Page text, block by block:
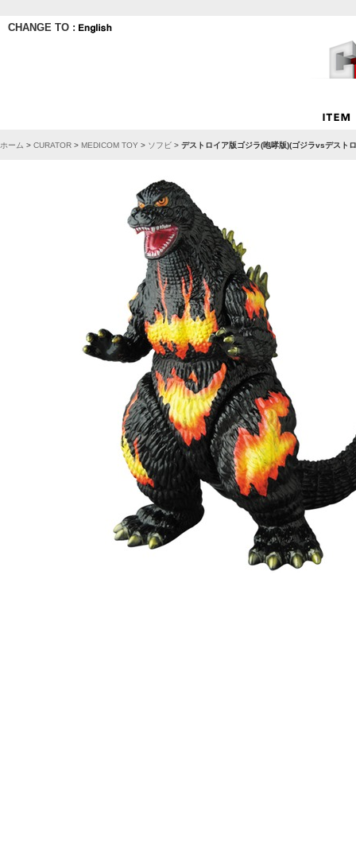
CHANGE TO :
ホーム > CURATOR > MEDICOM TOY > ソフビ > デストロイア版ゴジラ(咆哮版)(ゴジラvsデスト